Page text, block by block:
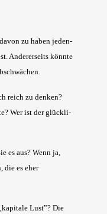
zu haben jeden­
Ande­rer­seits könn­te
reich zu den­ken?
Wer ist der glück­li­
es aus? Wenn ja,
die es eher
Lust‟? Die